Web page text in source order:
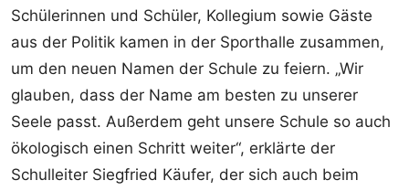
Schülerinnen und Schüler, Kollegium sowie Gäste
aus der Politik kamen in der Sporthalle zusammen,
um den neuen Namen der Schule zu feiern. „Wir
glauben, dass der Name am besten zu unserer
Seele passt. Außerdem geht unsere Schule so auch
ökologisch einen Schritt weiter“, erklärte der
Schulleiter Siegfried Käufer, der sich auch beim